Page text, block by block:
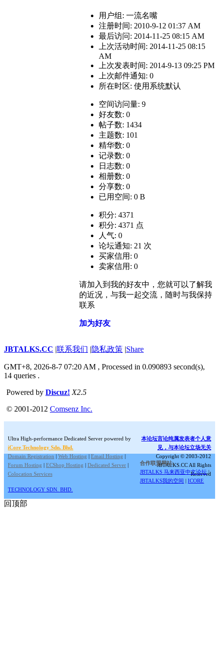
用户组: 一流名嘴
注册时间: 2010-9-12 01:37 AM
最后访问: 2014-11-25 08:15 AM
上次活动时间: 2014-11-25 08:15
AM
上次发表时间: 2014-9-13 09:25 PM
上次邮件通知: 0
所在时区: 使用系统默认
空间访问量: 9
好友数: 0
帖子数: 1434
主题数: 101
精华数: 0
记录数: 0
日志数: 0
相册数: 0
分享数: 0
已用空间: 0 B
积分: 4371
积分: 4371 点
人气: 0
论坛通知: 21 次
买家信用: 0
卖家信用: 0
请加入到我的好友中，您就可以了解我
的近况，与我一起交流，随时与我保持
联系
加为好友
JBTALKS.CC |联系我们 |隐私政策 |Share
GMT+8, 2026-8-7 07:20 AM , Processed in 0.090893 second(s),
14 queries .
Powered by Discuz! X2.5
© 2001-2012 Comsenz Inc.
Ultra High-performance Dedicated Server powered by
iCore Technology Sdn. Bhd.
Domain Registration | Web Hosting | Email Hosting |
Forum Hosting | ECShop Hosting | Dedicated Server |
Colocation Services
本论坛言论纯属发表者个人意
见，与本论坛立场无关
Copyright © 2003-2012
JBTALKS.CC All Rights
Reserved
合作联盟网站:
JBTALKS 马来西亚中文论坛 |
JBTALKS我的空间 |ICORE
TECHNOLOGY SDN. BHD.
回顶部